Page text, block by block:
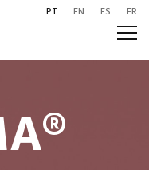
PT EN ES FR